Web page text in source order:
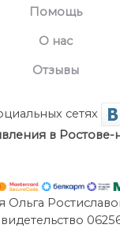
Помощь
О нас
Отзывы
сетях
в Ростове-
Ольга